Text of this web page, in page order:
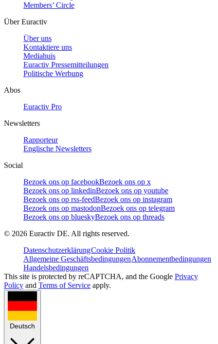
Members’ Circle
Über Euractiv
Über uns
Kontaktiere uns
Mediahuis
Euractiv Pressemitteilungen
Politische Werbung
Abos
Euractiv Pro
Newsletters
Rapporteur
Englische Newsletters
Social
Bezoek ons op facebookBezoek ons op x
Bezoek ons op linkedinBezoek ons op youtube
Bezoek ons op rss-feedBezoek ons op instagram
Bezoek ons op mastodonBezoek ons op telegram
Bezoek ons op blueskyBezoek ons op threads
© 2026 Euractiv DE. All rights reserved.
DatenschutzerklärungCookie Politik
Allgemeine GeschäftsbedingungenAbonnementbedingungen
Handelsbedingungen
This site is protected by reCAPTCHA, and the Google Privacy
Policy and Terms of Service apply.
Deutsch